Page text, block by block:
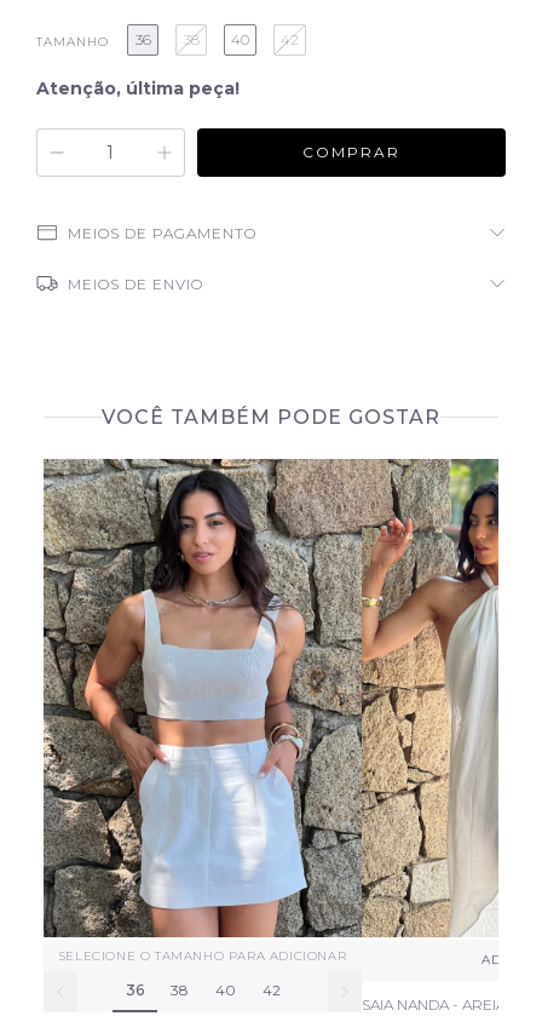
TAMANHO 36 38 40 42
Atenção, última peça!
MEIOS DE PAGAMENTO
MEIOS DE ENVIO
VOCÊ TAMBÉM PODE GOSTAR
SELECIONE O TAMANHO PARA ADICIONAR
36 38 40 42
+
SAIA NANDA - AREIA